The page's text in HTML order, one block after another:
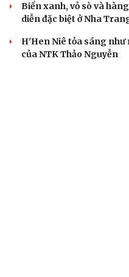
Biển xanh, vỏ sò và
diễn đặc biệt ở Nha
H'Hen Niê tỏa sáng
của NTK Thảo Nguyễn